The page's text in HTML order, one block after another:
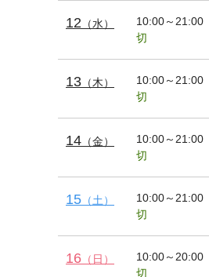
12 （水） 10:00～21:00
切
13 （木） 10:00～21:00
切
14 （金） 10:00～21:00
切
15 （土） 10:00～21:00
切
16 （日） 10:00～20:00
切